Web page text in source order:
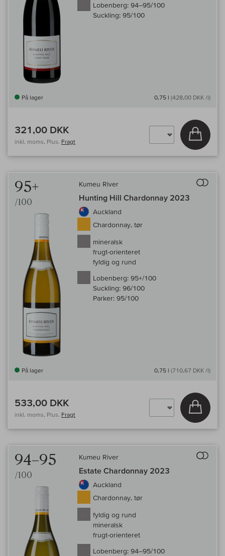
Lobenberg: 94–95/100
Suckling: 95/100
På lager 0,75 l (428,00 DKK /l)
321,00 DKK
inkl. moms, Plus. Fragt
Læg i
95+
/100
Kumeu River
Hunting Hill Chardonnay 2023
Auckland
Chardonnay, tør
mineralsk
frugt-orienteret
fyldig og rund
Lobenberg: 95+/100
Suckling: 96/100
Parker: 95/100
På lager 0,75 l (710,67 DKK /l)
533,00 DKK
inkl. moms, Plus. Fragt
Læg i
94–95
/100
Kumeu River
Estate Chardonnay 2023
Auckland
Chardonnay, tør
fyldig og rund
mineralsk
frugt-orienteret
Lobenberg: 94–95/100